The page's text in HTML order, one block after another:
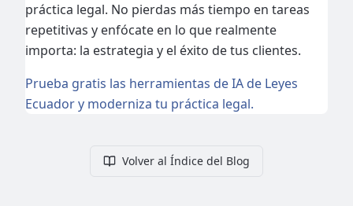
práctica legal. No pierdas más tiempo en tareas
repetitivas y enfócate en lo que realmente
importa: la estrategia y el éxito de tus clientes.
Prueba gratis las herramientas de IA de Leyes
Ecuador y moderniza tu práctica legal.
Volver al Índice del Blog